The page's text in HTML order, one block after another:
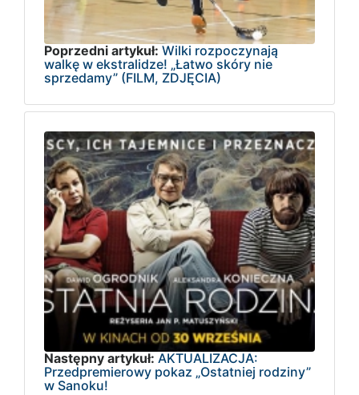
Poprzedni artykuł: Wilki rozpoczynają
walkę w ekstralidze! „Łatwo skóry nie
sprzedamy” (FILM, ZDJĘCIA)
Następny artykuł: AKTUALIZACJA:
Przedpremierowy pokaz „Ostatniej rodziny”
w Sanoku!